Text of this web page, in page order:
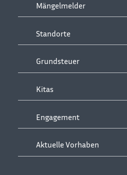
Mängelmelder
Standorte
Grundsteuer
Kitas
Engagement
Aktuelle Vorhaben